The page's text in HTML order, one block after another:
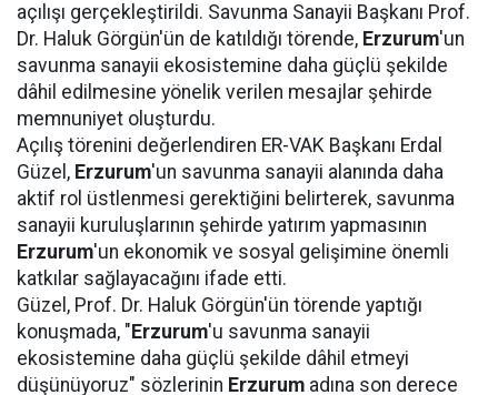
açılışı gerçekleştirildi. Savunma Sanayii Başkanı Prof.
Dr. Haluk Görgün'ün de katıldığı törende, Erzurum'un
savunma sanayii ekosistemine daha güçlü şekilde
dâhil edilmesine yönelik verilen mesajlar şehirde
memnuniyet oluşturdu.
Açılış törenini değerlendiren ER-VAK Başkanı Erdal
Güzel, Erzurum'un savunma sanayii alanında daha
aktif rol üstlenmesi gerektiğini belirterek, savunma
sanayii kuruluşlarının şehirde yatırım yapmasının
Erzurum'un ekonomik ve sosyal gelişimine önemli
katkılar sağlayacağını ifade etti.
Güzel, Prof. Dr. Haluk Görgün'ün törende yaptığı
konuşmada, " Erzurum'u savunma sanayii
ekosistemine daha güçlü şekilde dâhil etmeyi
düşünüyoruz" sözlerinin Erzurum adına son derece